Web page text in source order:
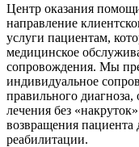
Центр оказания
направление
услуги пациентам,
медицинское
сопровождения. Мы
индивидуальное
правильного
лечения без
возвращения пациента
реабилитации.